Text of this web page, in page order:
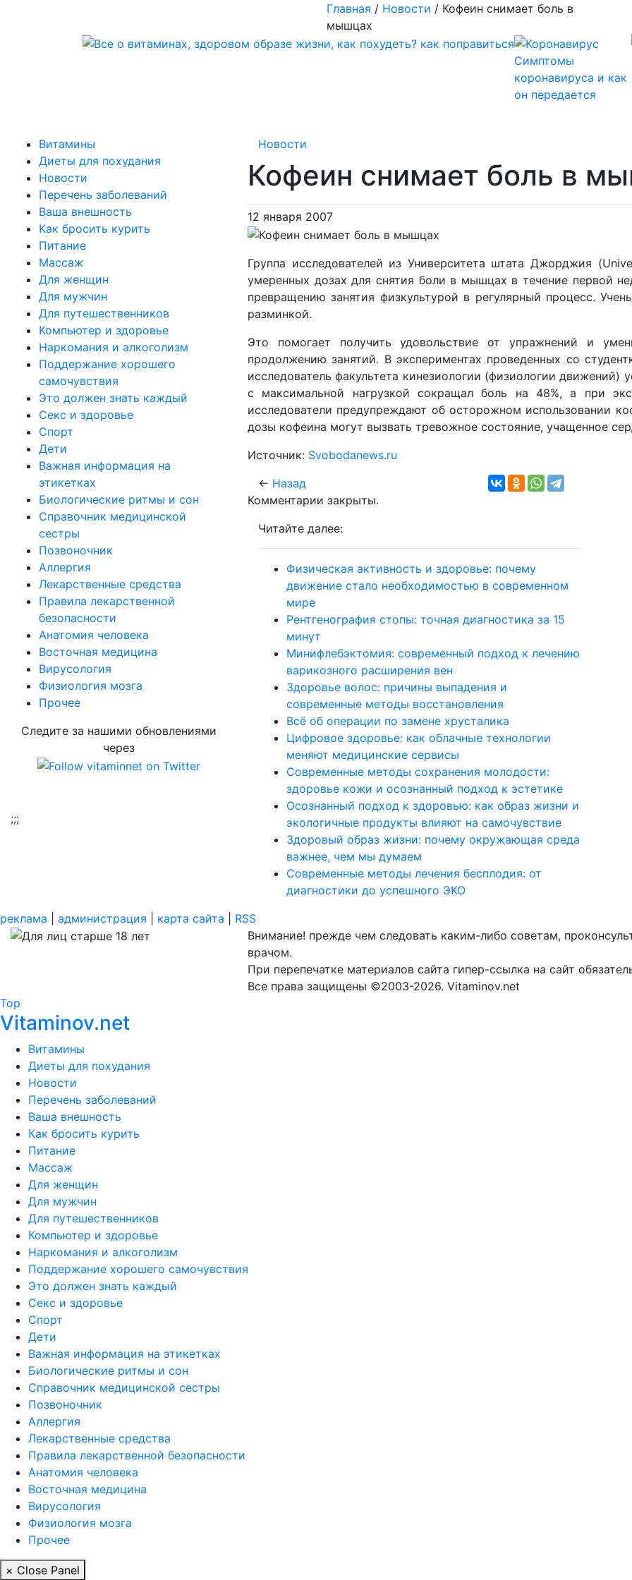
Главная / Новости / Кофеин снимает боль в
мышцах
Симптомы
коронавируса и как
он передается
Витамины
Диеты для похудания
Новости
Перечень заболеваний
Ваша внешность
Как бросить курить
Питание
Массаж
Для женщин
Для мужчин
Для путешественников
Компьютер и здоровье
Наркомания и алкоголизм
Поддержание хорошего
самочувствия
Это должен знать каждый
Секс и здоровье
Спорт
Дети
Важная информация на
этикетках
Биологические ритмы и сон
Справочник медицинской
сестры
Позвоночник
Аллергия
Лекарственные средства
Правила лекарственной
безопасности
Aнатомия человека
Восточная медицина
Вирусология
Физиология мозга
Прочее
Следите за нашими обновлениями
через
;;;
Новости
Кофеин снимает боль в
12 января 2007
Группа исследователей из Университета штата Джорджия
умеренных дозах для снятия боли в мышцах в течение первой
превращению занятия физкультурой в регулярный процесс.
разминкой.
Это помогает получить удовольствие от упражнений и
продолжению занятий. В экспериментах проведенных со
исследователь факультета кинезиологии (физиологии движений)
с максимальной нагрузкой сокращал боль на 48%, а при
исследователи предупреждают об осторожном использовании
дозы кофеина могут вызвать тревожное состояние, учащенное
Источник: Svobodanews.ru
← Назад
Комментарии закрыты.
Читайте далее:
Физическая активность и здоровье: почему
движение стало необходимостью в современном
мире
Рентгенография стопы: точная диагностика за 15
минут
Минифлебэктомия: современный подход к лечению
варикозного расширения вен
Здоровье волос: причины выпадения и
современные методы восстановления
Всё об операции по замене хрусталика
Цифровое здоровье: как облачные технологии
меняют медицинские сервисы
Современные методы сохранения молодости:
здоровье кожи и осознанный подход к эстетике
Осознанный подход к здоровью: как образ жизни и
экологичные продукты влияют на самочувствие
Здоровый образ жизни: почему окружающая среда
важнее, чем мы думаем
Современные методы лечения бесплодия: от
диагностики до успешного ЭКО
реклама
администрация карта сайта
RSS
Внимание! прежде чем следовать каким-либо советам,
врачом.
При перепечатке материалов сайта гипер-ссылка на сайт
Все права защищены ©2003-2026. Vitaminov.net
Top
Vitaminov.net
Витамины
Диеты для похудания
Новости
Перечень заболеваний
Ваша внешность
Как бросить курить
Питание
Массаж
Для женщин
Для мужчин
Для путешественников
Компьютер и здоровье
Наркомания и алкоголизм
Поддержание хорошего самочувствия
Это должен знать каждый
Секс и здоровье
Спорт
Дети
Важная информация на этикетках
Биологические ритмы и сон
Справочник медицинской сестры
Позвоночник
Аллергия
Лекарственные средства
Правила лекарственной безопасности
Aнатомия человека
Восточная медицина
Вирусология
Физиология мозга
Прочее
× Close Panel